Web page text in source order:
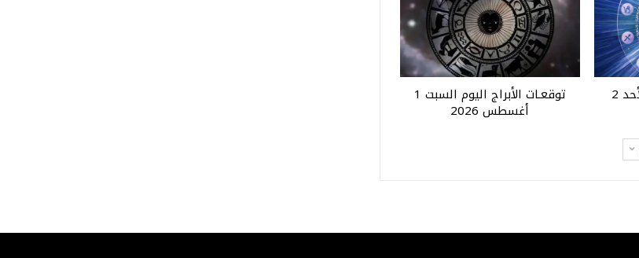
توقعـات الأبراج اليوم الأحد 2 توقعـات الأبراج اليوم السبت 1
أغسطس 2026